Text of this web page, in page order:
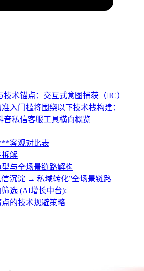
技术锚点：交互式意图捕获（IIC）
入门槛将围绕以下技术栈构建：
音私信客服工具横向概览
客观对比表
拆解
型与全场景链路解构
沉淀 → 私域转化”全场景链路
选 (AI增长中台):
的技术规避策略